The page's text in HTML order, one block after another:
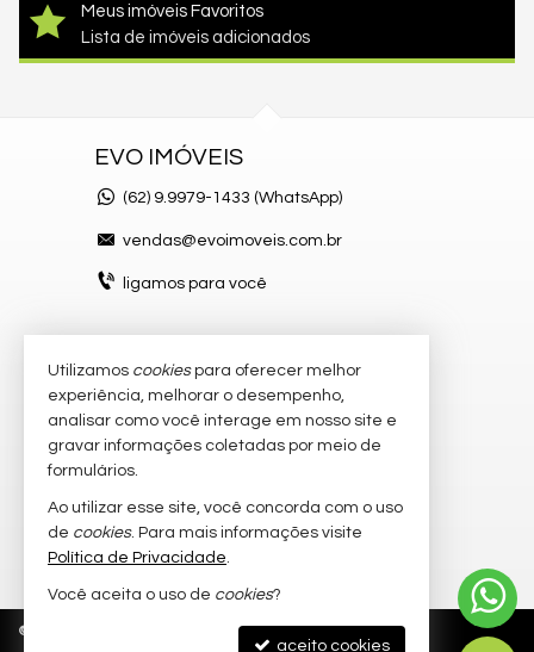
Meus imóveis Favoritos
Lista de imóveis adicionados
EVO IMÓVEIS
(62) 9.9979-1433 (WhatsApp)
vendas@evoimoveis.com.br
ligamos para você
VEJA MAIS
atendimento por WhatsApp
imóveis favoritos
mapa de imóveis
© Política de Privacidade
Utilizamos cookiespara oferecer melhor
experiência, melhorar o desempenho,
analisar como você interage em nosso site e
gravar informações coletadas por meio de
formulários.
Ao utilizar esse site, você concorda com o uso
de cookies. Para mais informações visite
Política de Privacidade.
Você aceita o uso de cookies?
aceito cookies